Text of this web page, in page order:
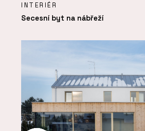
INTERIÉR
Secesní byt na nábřeží